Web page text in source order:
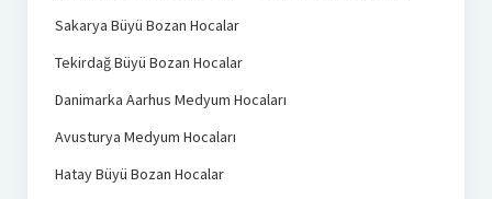
Sakarya Büyü Bozan Hocalar
Tekirdağ Büyü Bozan Hocalar
Danimarka Aarhus Medyum Hocaları
Avusturya Medyum Hocaları
Hatay Büyü Bozan Hocalar